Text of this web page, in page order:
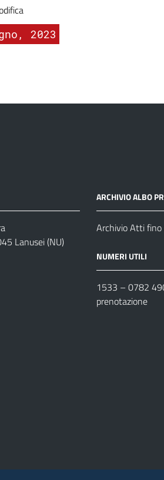
2023
Lanusei (NU)
ARCHIVIO ALBO
Archivio Atti
NUMERI UTILI
1533 – 0782
prenotazione